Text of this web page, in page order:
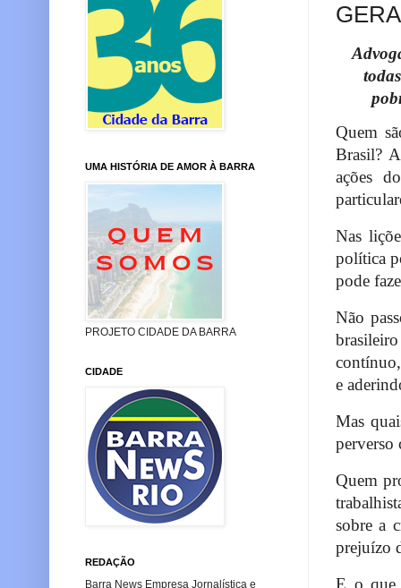
Quem
Brasil?
ações
Nas
política
pode
Não
e
Mas
perverso
Quem
sobre a
prejuízo
E o que
UMA HISTÓRIA DE AMOR À BARRA
PROJETO CIDADE DA BARRA
CIDADE
REDAÇÃO
Barra News Empresa Jornalística e